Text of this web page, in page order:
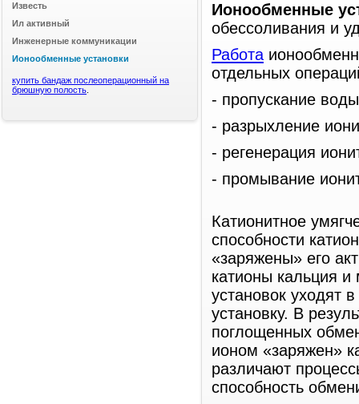
Ионообменные
обессоливания и
Работа
отдельных
- пропускание
- разрыхление
- регенерация
- промывание
Катионитное
способности
«заряжены» его
катионы кальция и
установок уходят
установку. В
поглощенных
ионом «заряжен»
различают
способность
Известь
Ил активный
Инженерные коммуникации
Ионообменные установки
купить бандаж послеоперационный на
брюшную полость